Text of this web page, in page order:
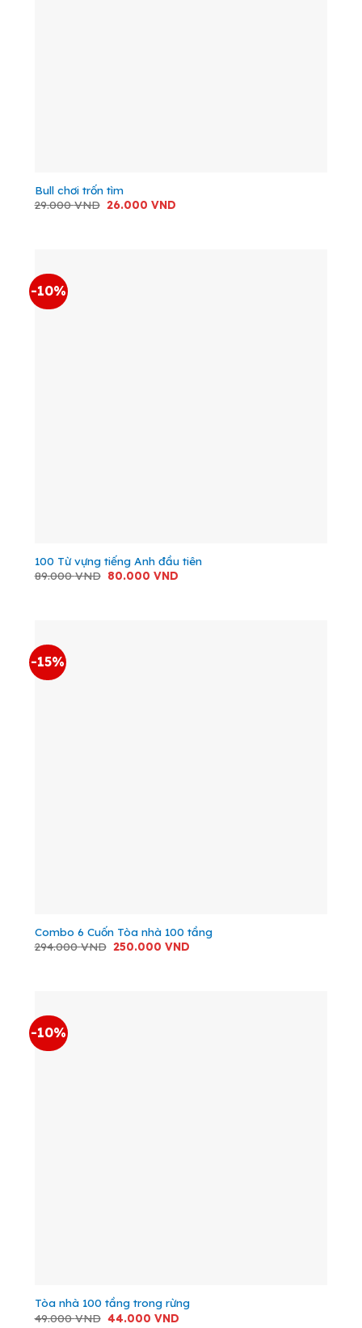
Bull chơi trốn tìm
29.000VND Giá
26.000 VNDGiá
-10%
100 Từ vựng tiếng Anh đầu tiên
89.000VND Giá
80.000 VNDGiá
-15%
Combo 6 Cuốn Tòa nhà 100 tầng
294.000VND Giá
250.000 VNDGiá
-10%
Tòa nhà 100 tầng trong rừng
49.000VND Giá
44.000 VNDGiá